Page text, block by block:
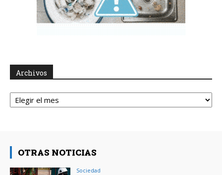
Archivos
Archivos
OTRAS NOTICIAS
Sociedad